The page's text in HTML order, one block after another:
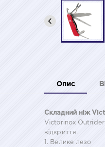
Опис
Складний ніж
Victorinox Outrider
відкриття.
1. Велике лезо